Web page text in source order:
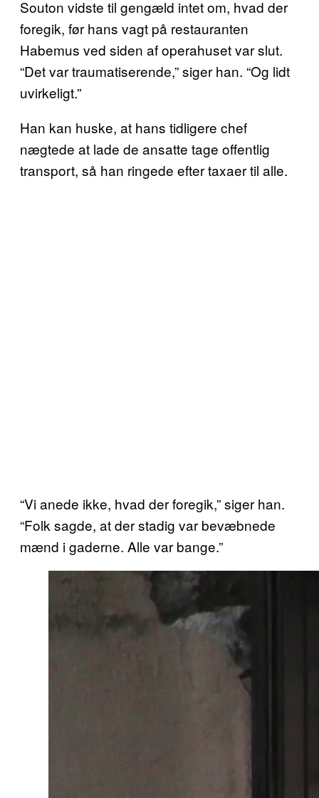
Souton vidste til gengæld intet om, hvad der
foregik, før hans vagt på restauranten
Habemus ved siden af operahuset var slut.
“Det var traumatiserende,” siger han. “Og lidt
uvirkeligt.”
Han kan huske, at hans tidligere chef
nægtede at lade de ansatte tage offentlig
transport, så han ringede efter taxaer til alle.
“Vi anede ikke, hvad der foregik,” siger han.
“Folk sagde, at der stadig var bevæbnede
mænd i gaderne. Alle var bange.”